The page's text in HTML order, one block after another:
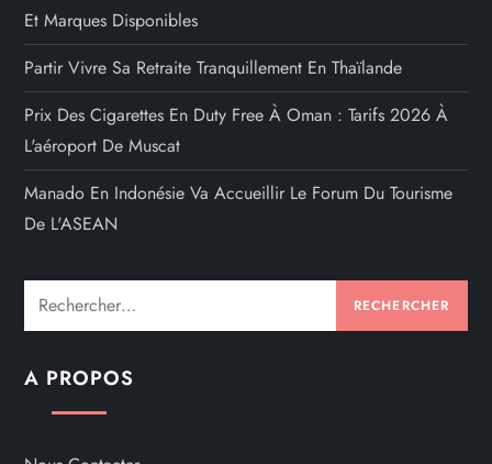
Et Marques Disponibles
Partir Vivre Sa Retraite Tranquillement En Thaïlande
Prix Des Cigarettes En Duty Free À Oman : Tarifs 2026 À
L'aéroport De Muscat
Manado En Indonésie Va Accueillir Le Forum Du Tourisme
De L'ASEAN
Rechercher :
A PROPOS